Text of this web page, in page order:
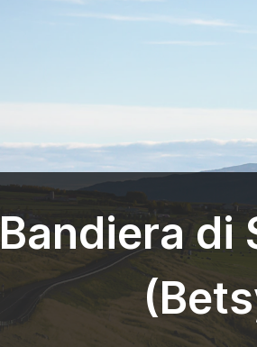
Bandiera di